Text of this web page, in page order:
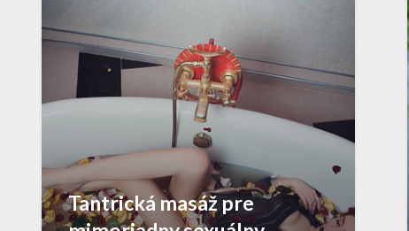
Tantrická masáž pre